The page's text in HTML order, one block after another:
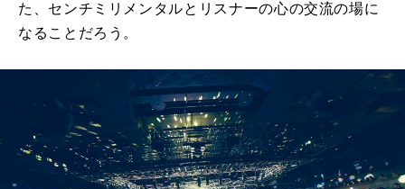
た、センチミリメンタルとリスナーの心の交流の場に
なることだろう。